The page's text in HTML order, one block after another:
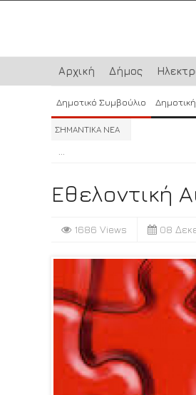
Αρχική Δήμος
Δημοτικό Συμβούλιο
ΣΗΜΑΝΤΙΚΑ ΝΕΑ
...
Εθελοντική
1686 Views 08